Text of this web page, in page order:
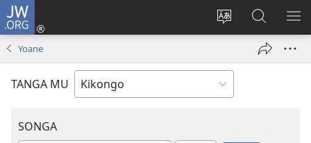
JW.ORG
Soba
nding'a
Kota
(opens
Vavulula
muna
JW.ORG
Yoane
TANGA MU
SONGA